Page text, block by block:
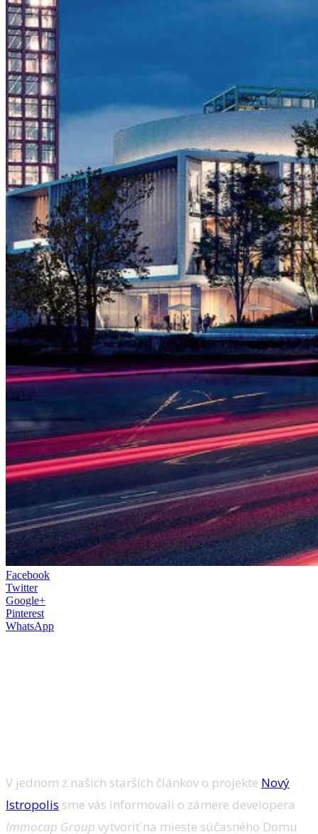
Facebook
Twitter
Google+
Pinterest
WhatsApp
V jednom z našich starších článkov o projekte Nový
Istropolis sme vás informovali o zámere developera
Immocap Group vytvoriť na mieste súčasného Domu